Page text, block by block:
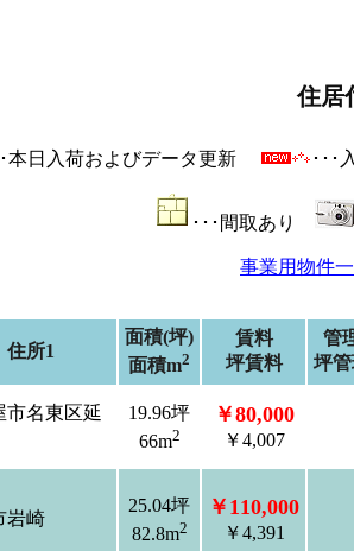
住居
･本日入荷およびデータ更新 ･･･
･･･間取あり
事業用物件
住所1
面積(坪)
面積m2
賃料
坪賃料
管
坪
市名東区延
19.96坪
66m2
￥80,000
￥4,007
岩崎
25.04坪
82.8m2
￥110,000
￥4,391